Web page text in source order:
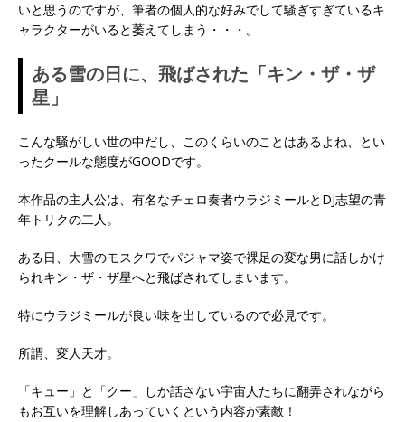
いと思うのですが、筆者の個人的な好みでして騒ぎすぎているキ
ャラクターがいると萎えてしまう・・・。
ある雪の日に、飛ばされた「キン・ザ・ザ
星」
こんな騒がしい世の中だし、このくらいのことはあるよね、とい
ったクールな態度がGOODです。
本作品の主人公は、有名なチェロ奏者ウラジミールとDJ志望の青
年トリクの二人。
ある日、大雪のモスクワでパジャマ姿で裸足の変な男に話しかけ
られキン・ザ・ザ星へと飛ばされてしまいます。
特にウラジミールが良い味を出しているので必見です。
所謂、変人天才。
「キュー」と「クー」しか話さない宇宙人たちに翻弄されながら
もお互いを理解しあっていくという内容が素敵！